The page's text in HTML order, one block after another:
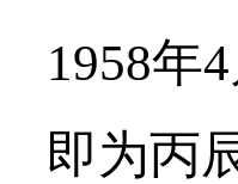
1958年
即为丙